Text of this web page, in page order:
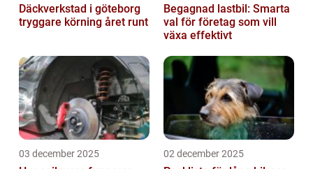
Däckverkstad i göteborg
tryggare körning året runt
Begagnad lastbil: Smarta
val för företag som vill
växa effektivt
03 december 2025 02 december 2025